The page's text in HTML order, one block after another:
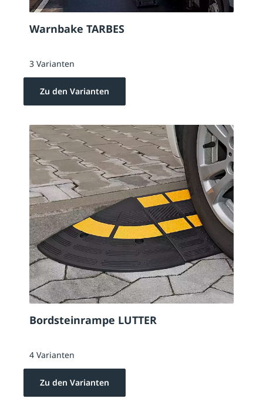
Warnbake TARBES
3 Varianten
Zu den Varianten
Bordsteinrampe LUTTER
4 Varianten
Zu den Varianten